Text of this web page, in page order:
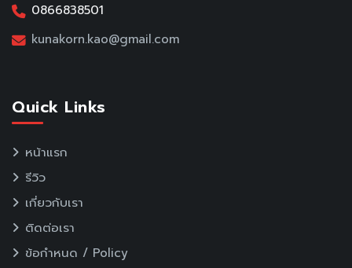
0866838501
kunakorn.kao@gmail.com
Quick Links
หน้าแรก
รีวิว
เกี่ยวกับเรา
ติดต่อเรา
ข้อกำหนด / Policy